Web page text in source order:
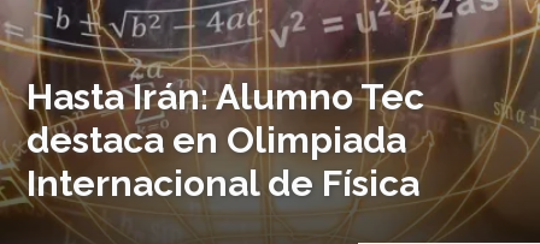
Hasta Irán: Alumno Tec
destaca en Olimpiada
Internacional de Física